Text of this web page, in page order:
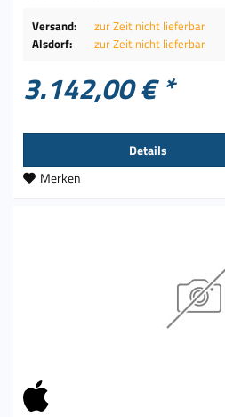
Versand:
zur Zeit nicht lieferbar
Alsdorf:
zur Zeit nicht lieferbar
3.142,00 € *
Details
Merken